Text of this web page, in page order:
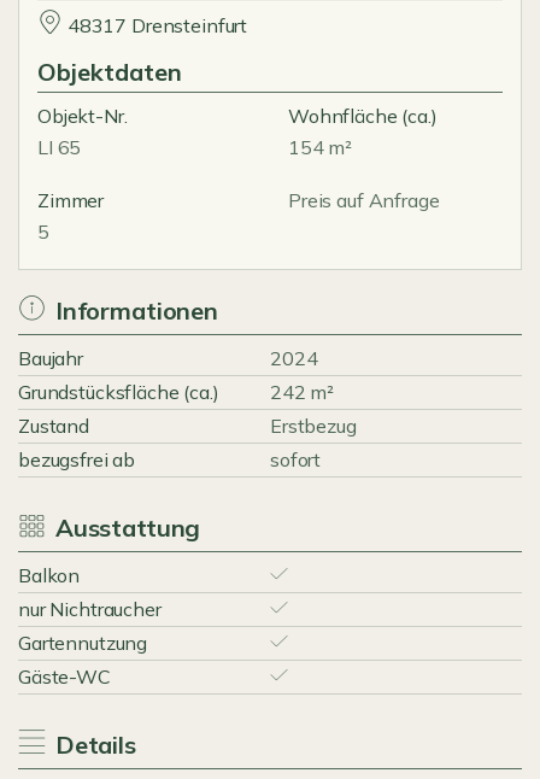
48317 Drensteinfurt
Objektdaten
Objekt-Nr.
LI 65
Wohnfläche (ca.)
154 m²
Zimmer
5
Preis auf Anfrage
Informationen
Baujahr
2024
Grundstücksfläche (ca.)
242 m²
Zustand
Erstbezug
bezugsfrei ab
sofort
Ausstattung
Balkon
nur Nichtraucher
Gartennutzung
Gäste-WC
Details